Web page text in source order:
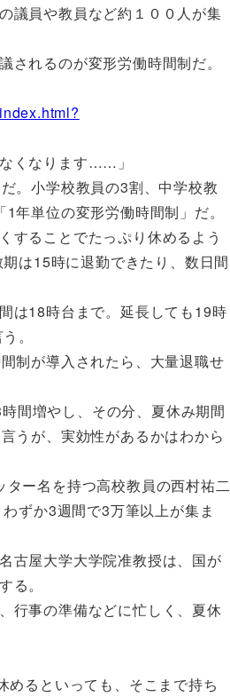
議員や教員など約１００人が集
れるのが変形労働時間制だ。
くなります……」
。小学校教員の3割、中学校教
年単位の変形労働時間制」だ。
することでたっぷり休めるよう
は15時に退勤できたり、数日間
は18時台まで。延長しても19時
。
制が導入されたら、大量退職せ
間増やし、その分、夏休み期間
うが、実効性があるかはわから
ー名を持つ高校教員の西村祐二
ずか3週間で3万筆以上が集ま
古屋大学大学院准教授は、国が
る。
行事の準備などに忙しく、夏休
めるといっても、そこまで持ち